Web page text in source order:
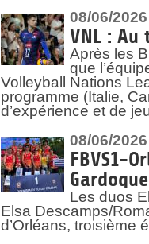
08/06/2026
VNL : Au
Après les
que
Volleyball Nations
programme (Italie,
d’expérience et de
08/06/2026
FBVS1-
Les duos
Elsa Descamps/
d’Orléans, troisième